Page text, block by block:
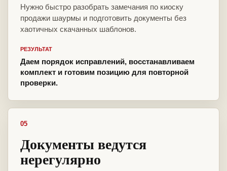
Нужно быстро разобрать замечания по киоску
продажи шаурмы и подготовить документы без
хаотичных скачанных шаблонов.
РЕЗУЛЬТАТ
Даем порядок исправлений, восстанавливаем
комплект и готовим позицию для повторной
проверки.
05
Документы ведутся
нерегулярно